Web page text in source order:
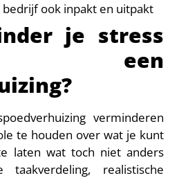
ook inpakt en uitpakt
je stress
een
verminderen
te houden over wat je kunt
laten wat toch niet anders
realistische